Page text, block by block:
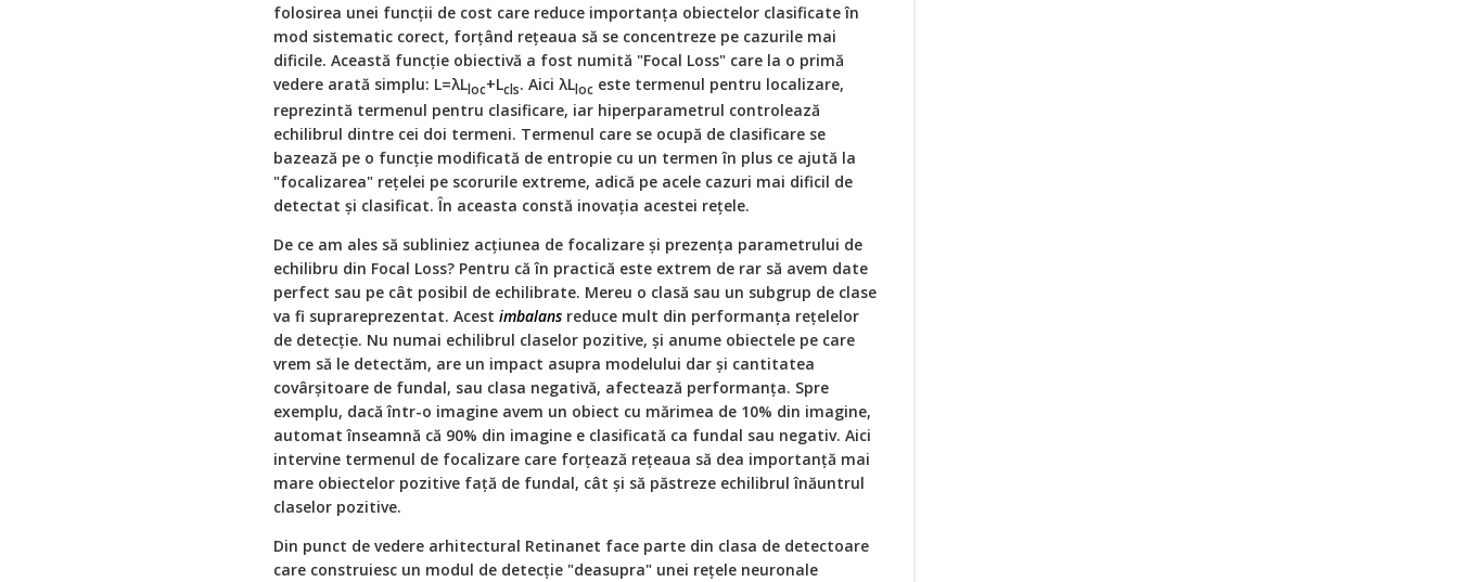
folosirea unei funcții de cost care reduce importanța obiectelor clasificate în
mod sistematic corect, forțând rețeaua să se concentreze pe cazurile mai
dificile. Această funcție obiectivă a fost numită "Focal Loss" care la o primă
vedere arată simplu: L=λLloc+Lcls. Aici λLloc este termenul pentru localizare,
reprezintă termenul pentru clasificare, iar hiperparametrul controlează
echilibrul dintre cei doi termeni. Termenul care se ocupă de clasificare se
bazează pe o funcție modificată de entropie cu un termen în plus ce ajută la
"focalizarea" rețelei pe scorurile extreme, adică pe acele cazuri mai dificil de
detectat și clasificat. În aceasta constă inovația acestei rețele.
De ce am ales să subliniez acțiunea de focalizare și prezența parametrului de
echilibru din Focal Loss? Pentru că în practică este extrem de rar să avem date
perfect sau pe cât posibil de echilibrate. Mereu o clasă sau un subgrup de clase
va fi suprareprezentat. Acest imbalans reduce mult din performanța rețelelor
de detecție. Nu numai echilibrul claselor pozitive, și anume obiectele pe care
vrem să le detectăm, are un impact asupra modelului dar și cantitatea
covârșitoare de fundal, sau clasa negativă, afectează performanța. Spre
exemplu, dacă într-o imagine avem un obiect cu mărimea de 10% din imagine,
automat înseamnă că 90% din imagine e clasificată ca fundal sau negativ. Aici
intervine termenul de focalizare care forțează rețeaua să dea importanță mai
mare obiectelor pozitive față de fundal, cât și să păstreze echilibrul înăuntrul
claselor pozitive.
Din punct de vedere arhitectural Retinanet face parte din clasa de detectoare
care construiesc un modul de detecție "deasupra" unei rețele neuronale